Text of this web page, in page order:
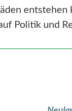
entstehen
Politik und